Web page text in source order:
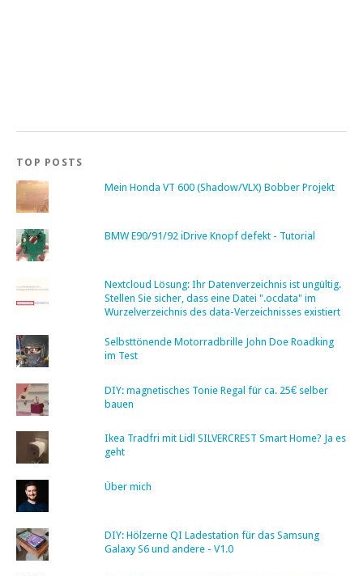
TOP POSTS
Mein Honda VT 600 (Shadow/VLX) Bobber Projekt
BMW E90/91/92 iDrive Knopf defekt - Tutorial
Nextcloud Lösung: Ihr Datenverzeichnis ist ungültig.
Stellen Sie sicher, dass eine Datei ".ocdata" im
Wurzelverzeichnis des data-Verzeichnisses existiert
Selbsttönende Motorradbrille John Doe Roadking
im Test
DIY: magnetisches Tonie Regal für ca. 25€ selber
bauen
Ikea Tradfri mit Lidl SILVERCREST Smart Home? Ja es
geht
Über mich
DIY: Hölzerne QI Ladestation für das Samsung
Galaxy S6 und andere - V1.0